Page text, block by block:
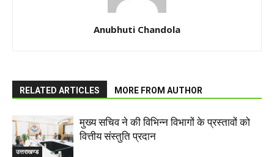
Anubhuti Chandola
RELATED ARTICLES MORE FROM AUTHOR
उत्तराखण्ड
मुख्य सचिव ने की विभिन्न विभागों के प्रस्तावों को
वित्तीय संस्तुति प्रदान